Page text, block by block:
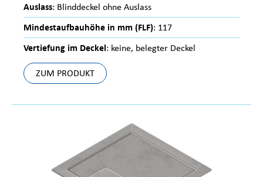
Auslass: Blinddeckel ohne Auslass
Mindestaufbauhöhe in mm (FLF): 117
Vertiefung im Deckel: keine, belegter Deckel
ZUM PRODUKT